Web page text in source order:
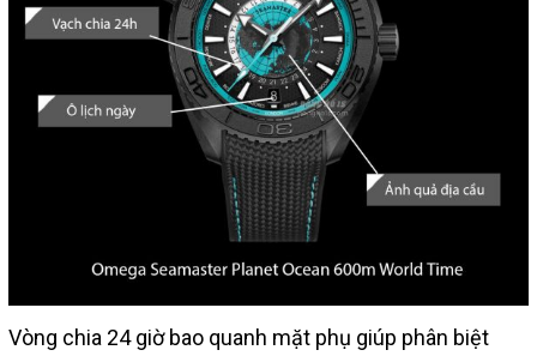
Vòng chia 24 giờ bao quanh mặt phụ giúp phân biệt